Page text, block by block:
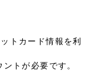
トカード情報を利
トが必要です。